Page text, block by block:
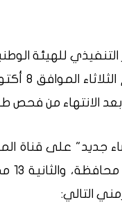
للهيئة
الترشح
الانتهاء من فحص
على قناة
على
التالي: